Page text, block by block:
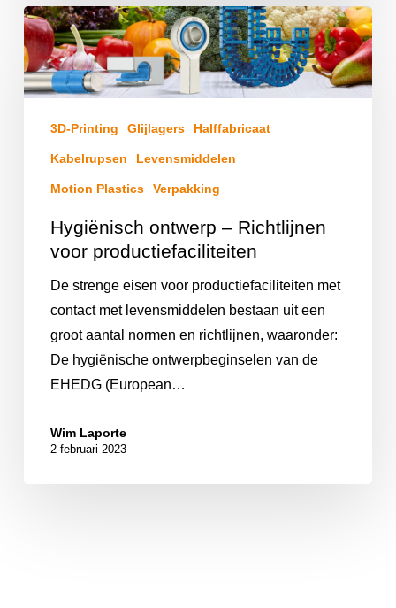
3D-Printing Glijlagers Halffabricaat
Kabelrupsen Levensmiddelen
Motion Plastics Verpakking
Hygiënisch ontwerp – Richtlijnen
voor productiefaciliteiten
De strenge eisen voor productiefaciliteiten met
contact met levensmiddelen bestaan uit een
groot aantal normen en richtlijnen, waaronder:
De hygiënische ontwerpbeginselen van de
EHEDG (European…
Wim Laporte
2 februari 2023